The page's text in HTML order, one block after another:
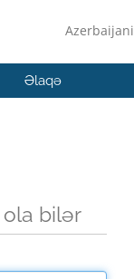
Azerbaijani
Əlaqə
ola bilər